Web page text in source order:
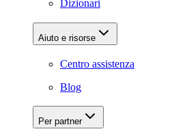
Dizionari
Aiuto e risorse
Centro assistenza
Blog
Per partner